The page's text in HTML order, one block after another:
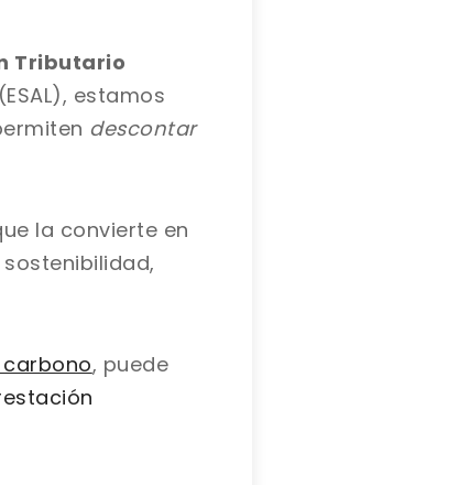
Tributario
estamos
descontar
la convierte en
, puede